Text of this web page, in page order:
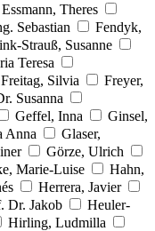
Essmann, Theres
Sebastian
Fendyk,
Strauß, Susanne
Teresa
Freitag, Silvia
Freyer,
Susanna
Geffel, Inna
Ginsel,
Anna
Glaser,
Görze, Ulrich
Marie-Luise
Hahn,
Herrera, Javier
Dr. Jakob
Heuler-
Hirling, Ludmilla